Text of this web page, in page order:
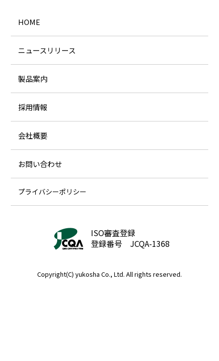
HOME
ニュースリリース
製品案内
採用情報
会社概要
お問い合わせ
プライバシーポリシー
ISO審査登録
登録番号 JCQA-1368
Copyright(C) yukosha Co., Ltd. All rights reserved.